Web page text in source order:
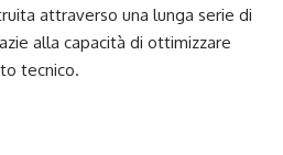
attraverso una lunga serie di
alla capacità di ottimizzare
tecnico.